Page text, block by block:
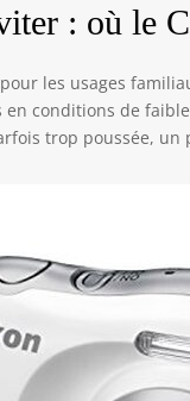
: où le
les usages
en conditions de
trop poussée,